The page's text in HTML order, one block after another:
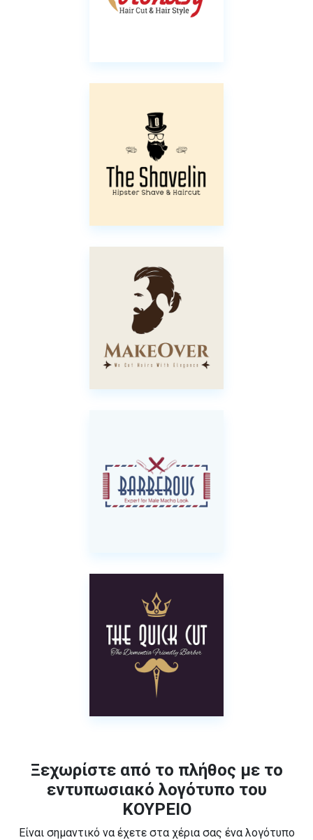
Ξεχωρίστε από το πλήθος με το
εντυπωσιακό λογότυπο του
ΚΟΥΡΕΙΟ
Είναι σημαντικό να έχετε στα χέρια σας ένα λογότυπο